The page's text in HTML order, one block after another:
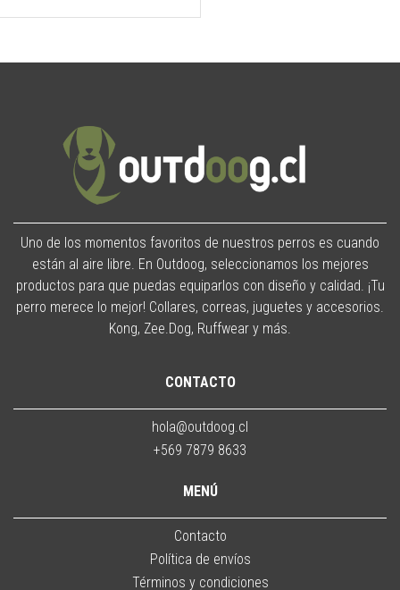
Uno de los momentos favoritos de nuestros perros es cuando
están al aire libre. En Outdoog, seleccionamos los mejores
productos para que puedas equiparlos con diseño y calidad. ¡Tu
perro merece lo mejor! Collares, correas, juguetes y accesorios.
Kong, Zee.Dog, Ruffwear y más.
CONTACTO
hola@outdoog.cl
+569 7879 8633
MENÚ
Contacto
Política de envíos
Términos y condiciones